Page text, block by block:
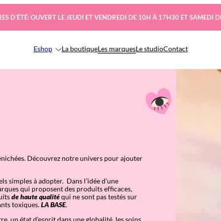
D’ÉTÉ: OUVERT LE JEUDI ET VENDREDI DE 10H À 17H30 ET SAMEDI
Eshop La boutiqueLes marquesLe studioContact
Découvrez notre univers pour ajouter
simples à adopter. Dans l’idée d’une
qui proposent des produits efficaces,
de haute qualitéqui ne sont pas testés sur
toxiques.LA BASE.